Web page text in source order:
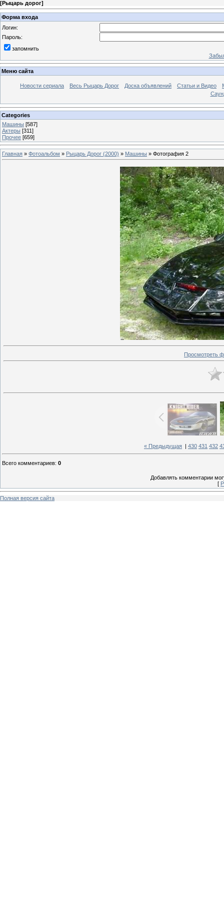
[Рыцарь дорог]
Форма входа
Логин:
Пароль:
запомнить
Меню сайта
Новости сериала Весь Рыцарь Дорог Доска объявлений Статьи и Видео
Categories
Машины [587]
Актеры [311]
Прочее [659]
Главная » Фотоальбом » Рыцарь Дорог (2000) » Машины » Фотография 2
Просмотреть
« Предыдущая 430 431 432
Всего комментариев: 0
Добавлять комментарии
[
Полная версия сайта